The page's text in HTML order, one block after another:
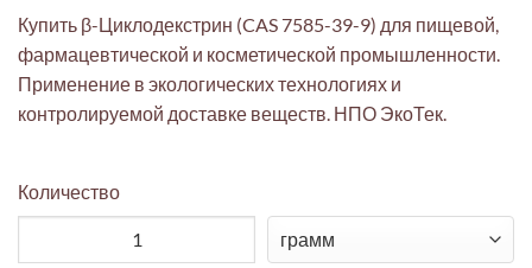
Купить β-Циклодекстрин (CAS 7585-39-9) для пищевой,
фармацевтической и косметической промышленности.
Применение в экологических технологиях и
контролируемой доставке веществ. НПО ЭкоТек.
Количество